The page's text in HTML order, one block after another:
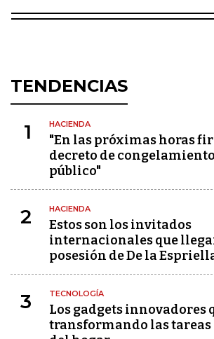
TENDENCIAS
1 HACIENDA
"En las próximas horas
decreto de
público"
2 HACIENDA
Estos son los invitados
internacionales que
posesión de De la
3 TECNOLOGÍA
Los gadgets innovadores
transformando las